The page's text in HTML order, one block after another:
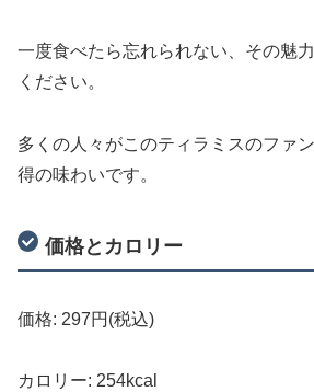
一度食べたら忘れられない、その魅
ください。
多くの人々がこのティラミスのファ
得の味わいです。
価格とカロリー
価格: 297円(税込)
カロリー: 254kcal